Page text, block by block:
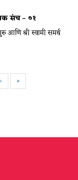
संच – ०१
आणि श्री स्वामी समर्थ
› »